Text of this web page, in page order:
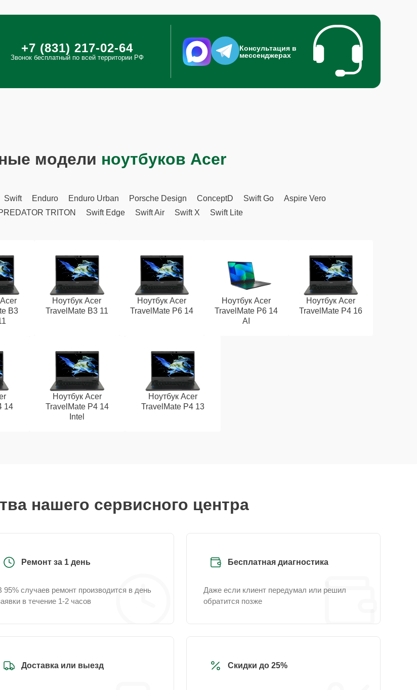
+7 (831) 217-02-64
Звонок бесплатный по всей территории РФ
Консультация в
мессенджерах
модели ноутбуков Acer
Swift Enduro Enduro Urban Porsche Design ConceptD Swift Go
Aspire Vero
TRITON Swift Edge Swift Air Swift X Swift Lite
B3
Ноутбук Acer
TravelMate B3 11
Ноутбук Acer
TravelMate P6 14
Ноутбук Acer
TravelMate P6 14
AI
Ноутбук Acer
TravelMate P4 16
14
Ноутбук Acer
TravelMate P4 14
Intel
Ноутбук Acer
TravelMate P4 13
нашего сервисного центра
Ремонт за 1 день
95% случаев ремонт производится в день
в течение 1-2 часов
Бесплатная диагностика
Даже если клиент передумал или решил
обратится позже
Доставка или выезд Скидки до 25%